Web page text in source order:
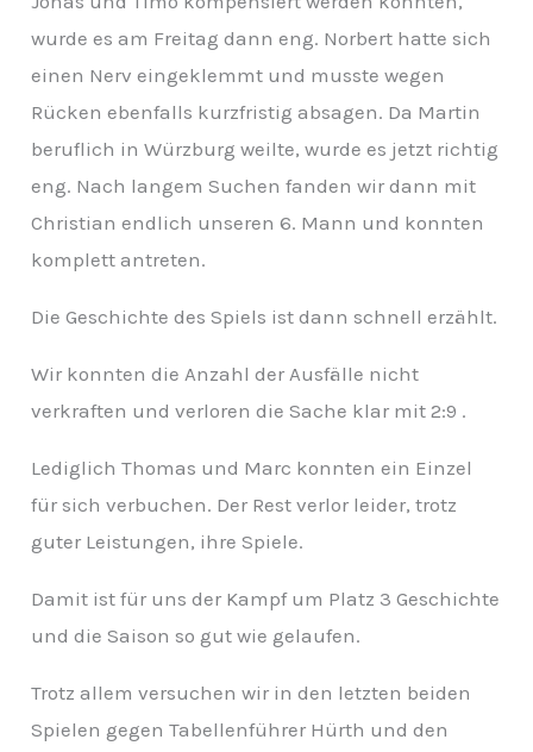
wurde es am Freitag dann eng. Norbert hatte sich
einen Nerv eingeklemmt und musste wegen
Rücken ebenfalls kurzfristig absagen. Da Martin
beruflich in Würzburg weilte, wurde es jetzt richtig
eng. Nach langem Suchen fanden wir dann mit
Christian endlich unseren 6. Mann und konnten
komplett antreten.
Die Geschichte des Spiels ist dann schnell erzählt.
Wir konnten die Anzahl der Ausfälle nicht
verkraften und verloren die Sache klar mit 2:9 .
Lediglich Thomas und Marc konnten ein Einzel
für sich verbuchen. Der Rest verlor leider, trotz
guter Leistungen, ihre Spiele.
Damit ist für uns der Kampf um Platz 3 Geschichte
und die Saison so gut wie gelaufen.
Trotz allem versuchen wir in den letzten beiden
Spielen gegen Tabellenführer Hürth und den